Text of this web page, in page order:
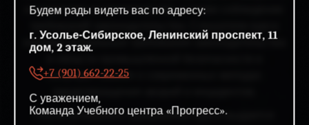
Будем рады видеть вас по адресу:
г. Усолье-Сибирское, Ленинский проспект, 11
дом, 2 этаж.
+7 (901) 662-22-25
С уважением,
Команда Учебного центра «Прогресс».
инцидентов на производстве, а также соблюдение
изучают актуальные требования законодательства
получают знания о современных методах
После успешного завершения курса выдается